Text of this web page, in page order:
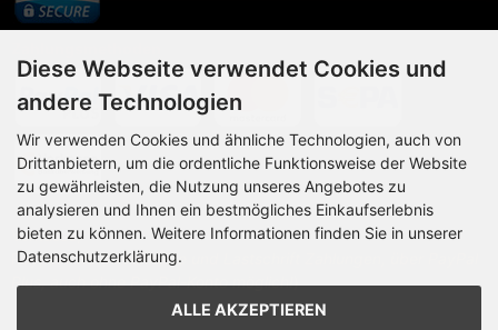
Vorkasse,
Paypal Plus (Kreditkarte und Lastschrift Zahlungen, über PayPal
Plus, auch ohne PayPal-Konto möglich!)
Diese Webseite verwendet Cookies und
andere Technologien
Wir verwenden Cookies und ähnliche Technologien, auch von
Drittanbietern, um die ordentliche Funktionsweise der Website
zu gewährleisten, die Nutzung unseres Angebotes zu
analysieren und Ihnen ein bestmögliches Einkaufserlebnis
bieten zu können. Weitere Informationen finden Sie in unserer
Datenschutzerklärung.
ALLE AKZEPTIEREN